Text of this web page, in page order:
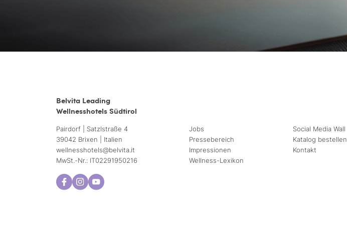
Belvita Leading
Wellnesshotels Südtirol
Pairdorf | Satzlstraße 4
39042 Brixen | Italien
wellnesshotels@belvita.it
MwSt.-Nr.: IT02291950216
Jobs
Pressebereich
Impressionen
Wellness-Lexikon
Social Media Wall
Katalog bestellen
Kontakt